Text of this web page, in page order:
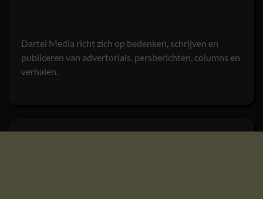
Dartel Media richt zich op bedenken, schrijven en
publiceren van advertorials, persberichten, columns en
verhalen.